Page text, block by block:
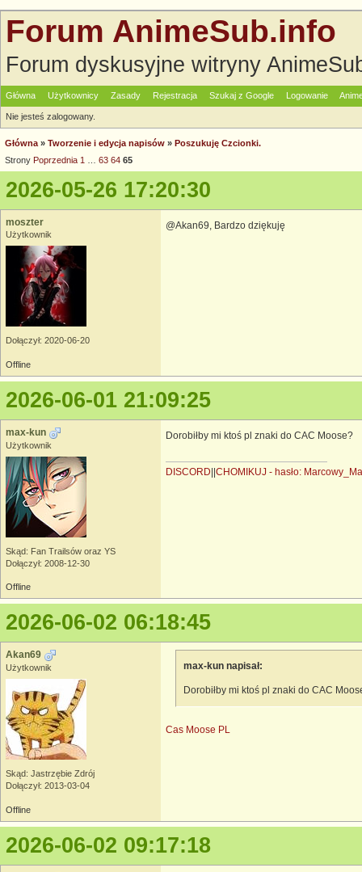
Forum AnimeSub.info
Forum dyskusyjne witryny
Główna Użytkownicy Zasady Rejestracja Szukaj z Google Logowanie
Nie jesteś zalogowany.
Główna » Tworzenie i edycja napisów » Poszukuję Czcionki.
Strony Poprzednia 1 63 64 65
2026-05-26 17:20:30
moszter
Użytkownik
Dołączył: 2020-06-20
@Akan69, Bardzo dziękuję
Offline
2026-06-01 21:09:25
max-kun
Użytkownik
Skąd: Fan Trailsów oraz YS
Dołączył: 2008-12-30
Dorobiłby mi ktoś pl znaki do CAC Moose?
DISCORD||CHOMIKUJ - hasło:
Offline
2026-06-02 06:18:45
Akan69
Użytkownik
Skąd: Jastrzębie Zdrój
Dołączył: 2013-03-04
max-kun napisał:
Dorobiłby mi ktoś pl znaki do CAC
Cas Moose PL
Offline
2026-06-02 09:17:18